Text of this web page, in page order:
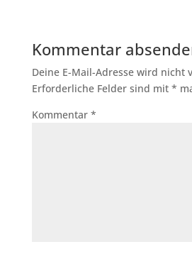
Kommentar
Deine E-Mail-Adresse wird nicht
Erforderliche Felder sind mit *
Kommentar *